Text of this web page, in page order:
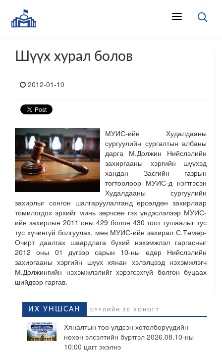
Шүүх хурал болов
2012-01-10
МУИС-ийн Худалдааны
сургуулийн сургалтын албаны
дарга М.Должин Нийслэлийн
захиргааны хэргийн шүүхэд
хандан Засгийн газрын
тогтоолоор МУИС-д нэгтгэсэн
Худалдааны сургуулийн
захирлыг сонгон шалгаруулалтанд өрсөлдөн захирлаар
томилогдох эрхийг минь зөрчсөн гэх үндэслэлээр МУИС-
ийн захирлын 2011 оны 429 болон 430 тоот тушаалыг тус
тус хүчингүй болгуулах, мөн МУИС-ийн захирал С.Төмөр-
Очирт даалгах шаардлага бүхий нэхэмжлэл гаргасныг
2012 оны 01 дүгээр сарын 10-ны өдөр Нийслэлийн
захиргааны хэргийн шүүх хянан хэлэлцээд нэхэмжлэгч
М.Должингийн нэхэмжлэлийг хэрэгсэхгүй болгон буцаах
шийдвэр гаргав.
ИХ УНШСАН СҮҮЛИЙН 30 ХОНОГТ
Хяналтын тоо үлдсэн хөтөлбөрүүдийн
нөхөн элсэлтийн бүртгэл 2026.08.10-ны
10:00 цагт эхэлнэ